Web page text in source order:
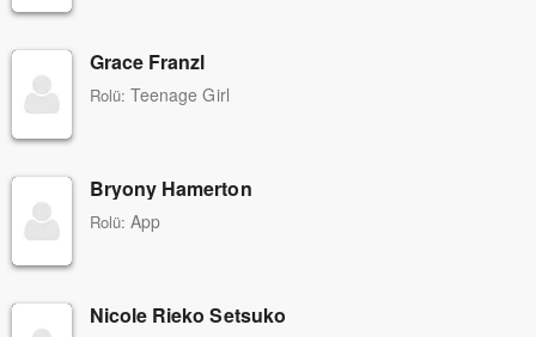
Grace Franzl
Rolü: Teenage Girl
Bryony Hamerton
Rolü: App
Nicole Rieko Setsuko